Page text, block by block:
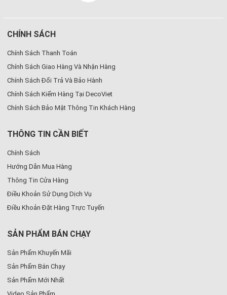
CHÍNH SÁCH
Chính Sách Thanh Toán
Chính Sách Giao Hàng Và Nhận Hàng
Chính Sách Đổi Trả Và Bảo Hành
Chính Sách Kiểm Hàng Tại DecoViet
Chính Sách Bảo Mật Thông Tin Khách Hàng
THÔNG TIN CẦN BIẾT
Chính Sách
Hướng Dẫn Mua Hàng
Thông Tin Cửa Hàng
Điều Khoản Sử Dụng Dịch Vụ
Điều Khoản Đặt Hàng Trực Tuyến
SẢN PHẨM BÁN CHẠY
Sản Phẩm Khuyến Mãi
Sản Phẩm Bán Chạy
Sản Phẩm Mới Nhất